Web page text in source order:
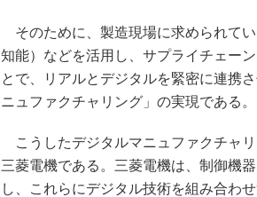
そのために、製造現場に求められて
知能）などを活用し、サプライチェー
とで、リアルとデジタルを緊密に連携
ニュファクチャリング」の実現である。
こうしたデジタルマニュファクチャ
三菱電機である。三菱電機は、制御機
し、これらにデジタル技術を組み合わ